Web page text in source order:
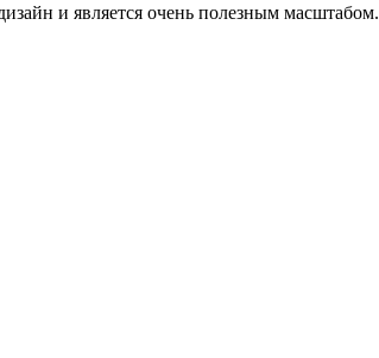
и является очень полезным масштабом.